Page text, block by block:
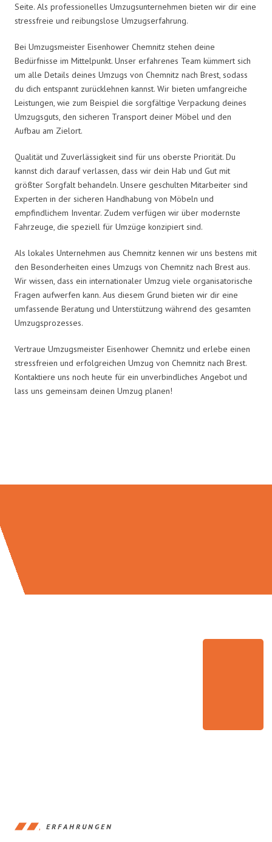
Seite. Als professionelles Umzugsunternehmen bieten wir dir eine
stressfreie und reibungslose Umzugserfahrung.
Bei Umzugsmeister Eisenhower Chemnitz stehen deine
Bedürfnisse im Mittelpunkt. Unser erfahrenes Team kümmert sich
um alle Details deines Umzugs von Chemnitz nach Brest, sodass
du dich entspannt zurücklehnen kannst. Wir bieten umfangreiche
Leistungen, wie zum Beispiel die sorgfältige Verpackung deines
Umzugsguts, den sicheren Transport deiner Möbel und den
Aufbau am Zielort.
Qualität und Zuverlässigkeit sind für uns oberste Priorität. Du
kannst dich darauf verlassen, dass wir dein Hab und Gut mit
größter Sorgfalt behandeln. Unsere geschulten Mitarbeiter sind
Experten in der sicheren Handhabung von Möbeln und
empfindlichem Inventar. Zudem verfügen wir über modernste
Fahrzeuge, die speziell für Umzüge konzipiert sind.
Als lokales Unternehmen aus Chemnitz kennen wir uns bestens mit
den Besonderheiten eines Umzugs von Chemnitz nach Brest aus.
Wir wissen, dass ein internationaler Umzug viele organisatorische
Fragen aufwerfen kann. Aus diesem Grund bieten wir dir eine
umfassende Beratung und Unterstützung während des gesamten
Umzugsprozesses.
Vertraue Umzugsmeister Eisenhower Chemnitz und erlebe einen
stressfreien und erfolgreichen Umzug von Chemnitz nach Brest.
Kontaktiere uns noch heute für ein unverbindliches Angebot und
lass uns gemeinsam deinen Umzug planen!
ERFAHRUNGEN